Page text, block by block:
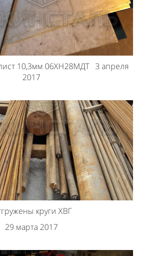
10,3мм 06ХН28МДТ 3 апреля
2017
круги ХВГ
29 марта 2017